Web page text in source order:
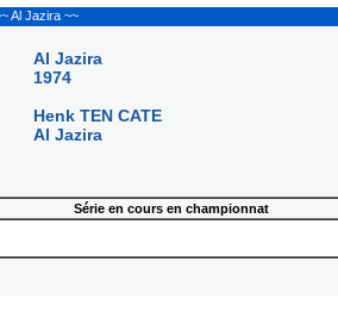
Al Jazira ~~
Al Jazira
1974
Henk TEN CATE
Al Jazira
Série en cours en championnat